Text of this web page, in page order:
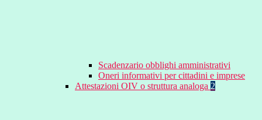
Scadenzario obblighi amministrativi
Oneri informativi per cittadini e imprese
Attestazioni OIV o struttura analoga 2